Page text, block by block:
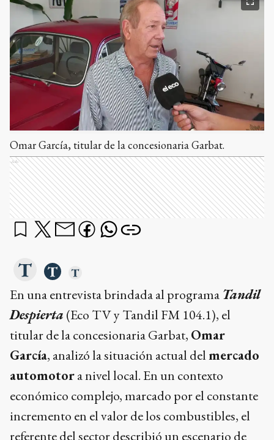
Omar García, titular de la concesionaria Garbat.
Ads
En una entrevista brindada al programa Tandil
Despierta (Eco TV y Tandil FM 104.1), el
titular de la concesionaria Garbat, Omar
García, analizó la situación actual delmercado
automotora nivel local. En un contexto
económico complejo, marcado por el constante
incremento en el valor de los combustibles, el
referente del sector describió un escenario de